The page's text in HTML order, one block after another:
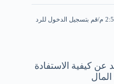
قم بتسجيل الدخول للرد
عن كيفية الاستفادة